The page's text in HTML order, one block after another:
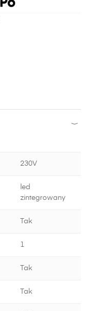
230V
led
zintegrowany
Tak
1
Tak
Tak